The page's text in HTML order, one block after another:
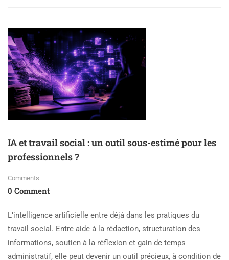
IA et travail social : un outil sous-estimé pour les
professionnels ?
Comments
0 Comment
L’intelligence artificielle entre déjà dans les pratiques du
travail social. Entre aide à la rédaction, structuration des
informations, soutien à la réflexion et gain de temps
administratif, elle peut devenir un outil précieux, à condition de